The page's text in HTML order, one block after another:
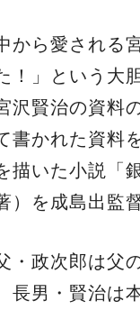
から愛される
！」という大
沢賢治の資料
書かれた資料
描いた小説「
）を成島出監
・政次郎は父
長男・賢治は